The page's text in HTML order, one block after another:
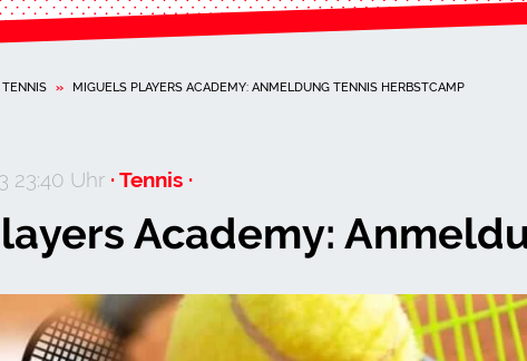
TENNIS » MIGUELS PLAYERS ACADEMY: ANMELDUNG TENNIS HERBSTCAMP
23:40 Uhr · Tennis ·
Academy: